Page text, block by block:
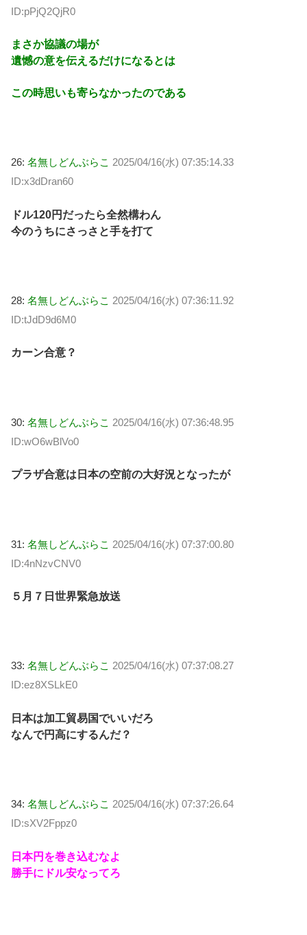
ID:pPjQ2QjR0
まさか協議の場が
遺憾の意を伝えるだけになるとは
この時思いも寄らなかったのである
26: 名無しどんぶらこ 2025/04/16(水) 07:35:14.33
ID:x3dDran60
ドル120円だったら全然構わん
今のうちにさっさと手を打て
28: 名無しどんぶらこ 2025/04/16(水) 07:36:11.92
ID:tJdD9d6M0
カーン合意？
30: 名無しどんぶらこ 2025/04/16(水) 07:36:48.95
ID:wO6wBlVo0
プラザ合意は日本の空前の大好況となったが
31: 名無しどんぶらこ 2025/04/16(水) 07:37:00.80
ID:4nNzvCNV0
５月７日世界緊急放送
33: 名無しどんぶらこ 2025/04/16(水) 07:37:08.27
ID:ez8XSLkE0
日本は加工貿易国でいいだろ
なんで円高にするんだ？
34: 名無しどんぶらこ 2025/04/16(水) 07:37:26.64
ID:sXV2Fppz0
日本円を巻き込むなよ
勝手にドル安なってろ